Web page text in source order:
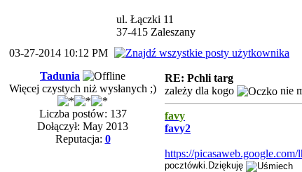
ul. Łączki 11
37-415 Zaleszany
03-27-2014 10:12 PM
Tadunia
Więcej czystych niż wysłanych ;)
Liczba postów: 137
Dołączył: May 2013
Reputacja: 0
RE: Pchli targ
zależy dla kogo
nie
favy
favy2
https://picasaweb.google.com/
pocztówki.Dziękuję